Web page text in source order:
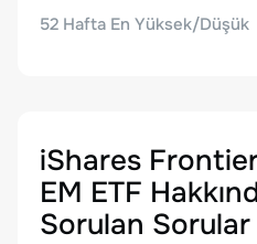
52 Hafta En Yüksek/Düşük
iShares
EM ETF
Sorulan Sorular